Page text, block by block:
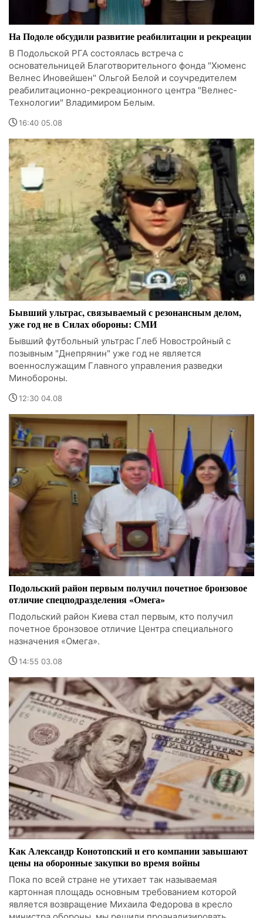
На Подоле обсудили развитие реабилитации и рекреации
В Подольской РГА состоялась встреча с
основательницей Благотворительного фонда "Хюменс
Велнес Иновейшен" Ольгой Белой и соучредителем
реабилитационно-рекреационного центра "Велнес-
Технологии" Владимиром Белым.
16:40 05.08
Бывший ультрас, связываемый с резонансным делом,
уже год не в Силах обороны: СМИ
Бывший футбольный ультрас Глеб Новостройный с
позывным "Днепрянин" уже год не является
военнослужащим Главного управления разведки
Минобороны.
12:30 04.08
Подольский район первым получил почетное бронзовое
отличие спецподразделения «Омега»
Подольский район Киева стал первым, кто получил
почетное бронзовое отличие Центра специального
назначения «Омега».
14:55 03.08
Как Александр Конотопский и его компании завышают
цены на оборонные закупки во время войны
Пока по всей стране не утихает так называемая
картонная площадь основным требованием которой
является возвращение Михаила Федорова в кресло